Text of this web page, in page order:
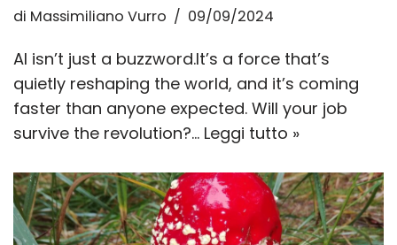
di Massimiliano Vurro 09/09/2024
AI isn’t just a buzzword.It’s a force that’s
quietly reshaping the world, and it’s coming
faster than anyone expected. Will your job
survive the revolution?… Leggi tutto »